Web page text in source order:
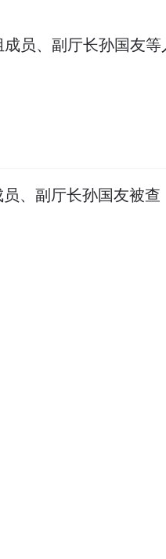
员、副厅长孙国友等
、副厅长孙国友被查